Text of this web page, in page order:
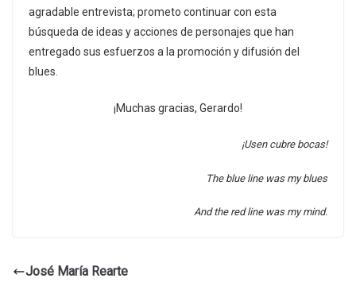
agradable entrevista; prometo continuar con esta
búsqueda de ideas y acciones de personajes que han
entregado sus esfuerzos a la promoción y difusión del
blues.
¡Muchas gracias, Gerardo!
¡Usen cubre bocas!
The blue line was my blues
And the red line was my mind.
José María Rearte